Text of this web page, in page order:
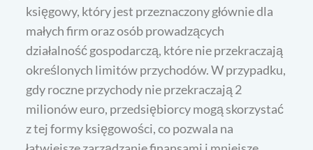
księgowy, który jest przeznaczony głównie dla
małych firm oraz osób prowadzących
działalność gospodarczą, które nie przekraczają
określonych limitów przychodów. W przypadku,
gdy roczne przychody nie przekraczają 2
milionów euro, przedsiębiorcy mogą skorzystać
z tej formy księgowości, co pozwala na